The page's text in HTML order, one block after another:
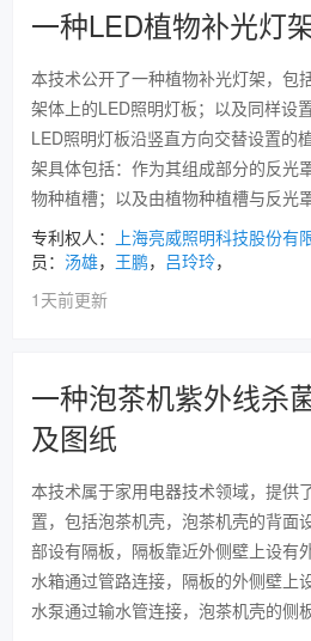
一种LED植物补光灯
本技术公开了一种植物补光灯架，包
架体上的LED照明灯板；以及同样设
LED照明灯板沿竖直方向交替设置的
架具体包括：作为其组成部分的反光
物种植槽；以及由植物种植槽与反光
专利权人：
上海亮威照明科技股份有
员： 汤雄， 王鹏， 吕玲玲，
1天前更新
一种泡茶机紫外线杀
及图纸
本技术属于家用电器技术领域，提供
置，包括泡茶机壳，泡茶机壳的背面
部设有隔板，隔板靠近外侧壁上设有
水箱通过管路连接，隔板的外侧壁上
水泵通过输水管连接，泡茶机壳的侧